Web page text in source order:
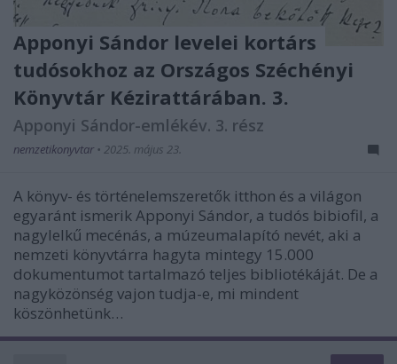
Apponyi Sándor levelei kortárs
tudósokhoz az Országos Széchényi
Könyvtár Kézirattárában. 3.
Apponyi Sándor-emlékév. 3. rész
nemzetikonyvtar • 2025. május 23.
A könyv- és történelemszeretők itthon és a világon
egyaránt ismerik Apponyi Sándor, a tudós bibiofil, a
nagylelkű mecénás, a múzeumalapító nevét, aki a
nemzeti könyvtárra hagyta mintegy 15.000
dokumentumot tartalmazó teljes bibliotékáját. De a
nagyközönség vajon tudja-e, mi mindent
köszönhetünk…